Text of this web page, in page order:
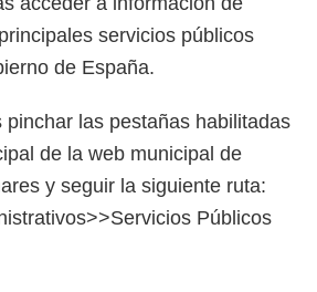
servicios públicos
de España.
pinchar las pestañas habilitadas
de la web municipal de
y seguir la siguiente ruta:
Públicos